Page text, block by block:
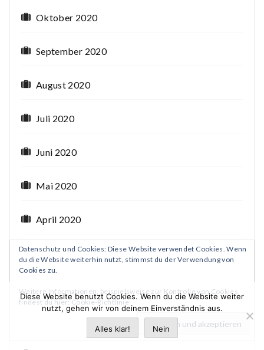
Oktober 2020
September 2020
August 2020
Juli 2020
Juni 2020
Mai 2020
April 2020
März 2020
Februar 2020
Januar 2020
Datenschutz und Cookies: Diese Website verwendet Cookies. Wenn
du die Website weiterhin nutzt, stimmst du der Verwendung von
Cookies zu.
Weitere Informationen, beispielsweise zur Kontrolle von Cookies,
findest du hier:Cookie-Richtlinie
Diese Website benutzt Cookies. Wenn du die Website weiter
nutzt, gehen wir von deinem Einverständnis aus.
Alles klar! Nein